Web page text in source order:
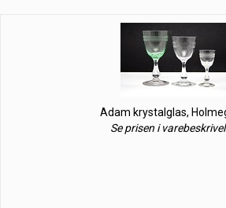
Adam krystalglas,
Se prisen i